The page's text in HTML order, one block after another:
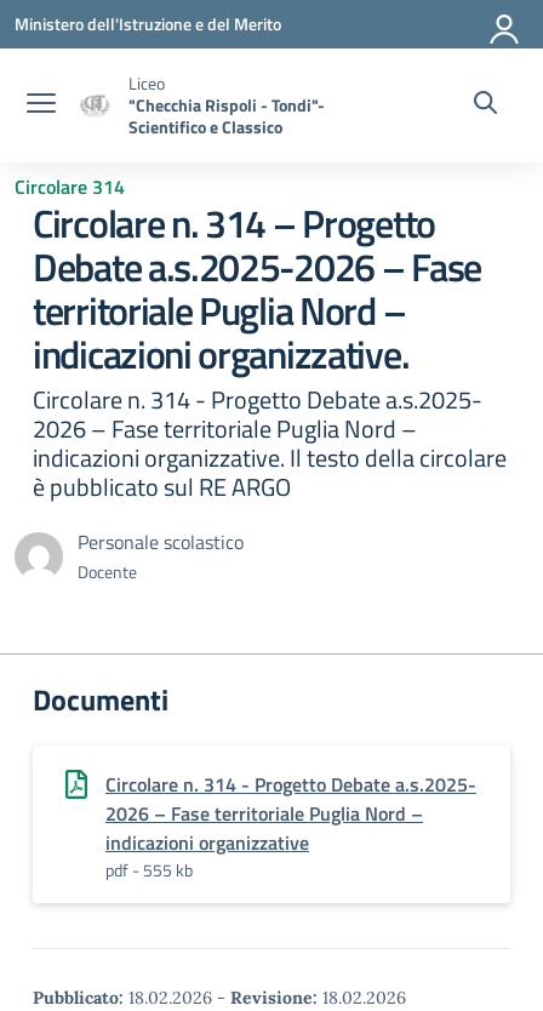
Vai ai contenuti
Vai al menu di navigazione
Vai al footer
Ministero dell'Istruzione e del Merito
Liceo
"Checchia Rispoli - Tondi"-
Scientifico e Classico
Circolare 314
Circolare n. 314 – Progetto
Debate a.s.2025-2026 – Fase
territoriale Puglia Nord –
indicazioni organizzative.
Circolare n. 314 - Progetto Debate a.s.2025-
2026 – Fase territoriale Puglia Nord –
indicazioni organizzative. Il testo della circolare
è pubblicato sul RE ARGO
Personale scolastico
Docente
Documenti
Circolare n. 314 - Progetto Debate a.s.2025-
2026 – Fase territoriale Puglia Nord –
indicazioni organizzative
pdf - 555 kb
Pubblicato: 18.02.2026 - Revisione: 18.02.2026